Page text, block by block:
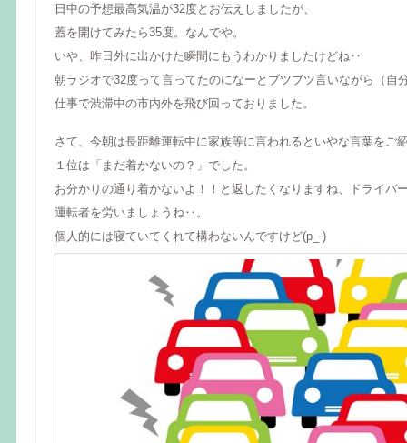
日中の予想最高気温が32度とお伝えしましたが、
蓋を開けてみたら35度。なんでや。
いや、昨日外に出かけた瞬間にもうわかりましたけどね‥
朝ラジオで32度って言ってたのになーとブツブツ言いながら（自
仕事で渋滞中の市内外を飛び回っておりました。
さて、今朝は長距離運転中に家族等に言われるといやな言葉をご
１位は「まだ着かないの？」でした。
お分かりの通り着かないよ！！と返したくなりますね、ドライバ
運転者を労いましょうね‥。
個人的には寝ていてくれて構わないんですけど(p_-)